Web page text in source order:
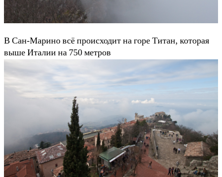
В Сан-Марино всё происходит на горе Титан, которая
выше Италии на 750 метров